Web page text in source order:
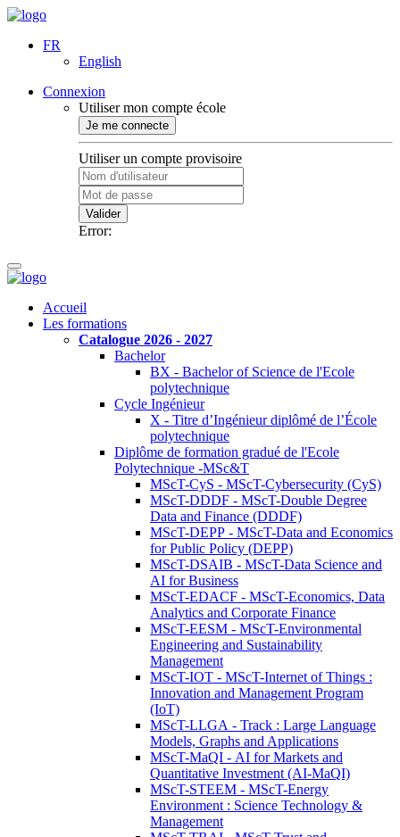
FR
English
Connexion
Utiliser mon compte école
Je me connecte
Utiliser un compte provisoire
Valider
Error:
Accueil
Les formations
Catalogue 2026 - 2027
Bachelor
BX - Bachelor of Science de l'Ecole
polytechnique
Cycle Ingénieur
X - Titre d’Ingénieur diplômé de l’École
polytechnique
Diplôme de formation gradué de l'Ecole
Polytechnique -MSc&T
MScT-CyS - MScT-Cybersecurity (CyS)
MScT-DDDF - MScT-Double Degree
Data and Finance (DDDF)
MScT-DEPP - MScT-Data and Economics
for Public Policy (DEPP)
MScT-DSAIB - MScT-Data Science and
AI for Business
MScT-EDACF - MScT-Economics, Data
Analytics and Corporate Finance
MScT-EESM - MScT-Environmental
Engineering and Sustainability
Management
MScT-IOT - MScT-Internet of Things :
Innovation and Management Program
(IoT)
MScT-LLGA - Track : Large Language
Models, Graphs and Applications
MScT-MaQI - AI for Markets and
Quantitative Investment (AI-MaQI)
MScT-STEEM - MScT-Energy
Environment : Science Technology &
Management